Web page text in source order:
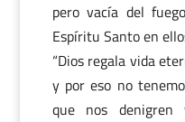
pero vacía del
Espíritu Santo en
“Dios regala vida
y por eso no
que nos denigren